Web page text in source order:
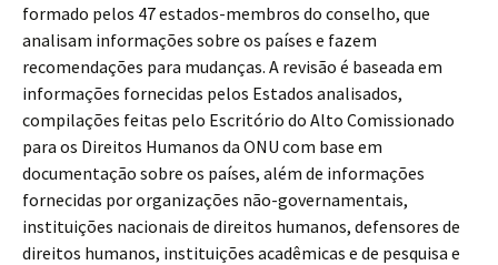
formado pelos 47 estados-membros do conselho, que
analisam informações sobre os países e fazem
recomendações para mudanças. A revisão é baseada em
informações fornecidas pelos Estados analisados,
compilações feitas pelo Escritório do Alto Comissionado
para os Direitos Humanos da ONU com base em
documentação sobre os países, além de informações
fornecidas por organizações não-governamentais,
instituições nacionais de direitos humanos, defensores de
direitos humanos, instituições acadêmicas e de pesquisa e